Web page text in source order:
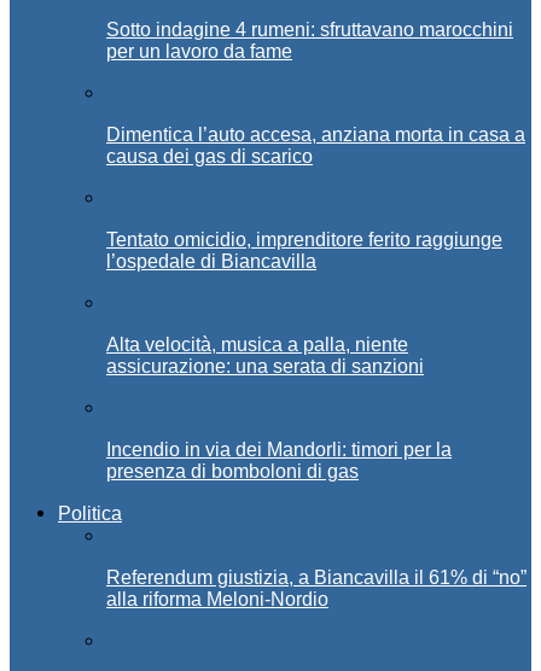
Sotto indagine 4 rumeni: sfruttavano marocchini
per un lavoro da fame
Dimentica l’auto accesa, anziana morta in casa a
causa dei gas di scarico
Tentato omicidio, imprenditore ferito raggiunge
l’ospedale di Biancavilla
Alta velocità, musica a palla, niente
assicurazione: una serata di sanzioni
Incendio in via dei Mandorli: timori per la
presenza di bomboloni di gas
Politica
Referendum giustizia, a Biancavilla il 61% di “no”
alla riforma Meloni-Nordio